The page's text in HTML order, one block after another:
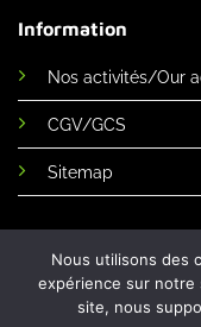
Information
Nos activités/Our
CGV/GCS
Sitemap
Nous utilisons des
expérience sur notre
site, nous